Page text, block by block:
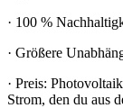
· 100 %
· Größere
· Preis:
Strom, den du aus